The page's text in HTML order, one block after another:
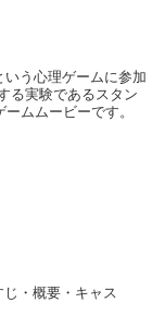
いう心理ゲームに参加
る実験であるスタン
ムムービーです。
・概要・キャス